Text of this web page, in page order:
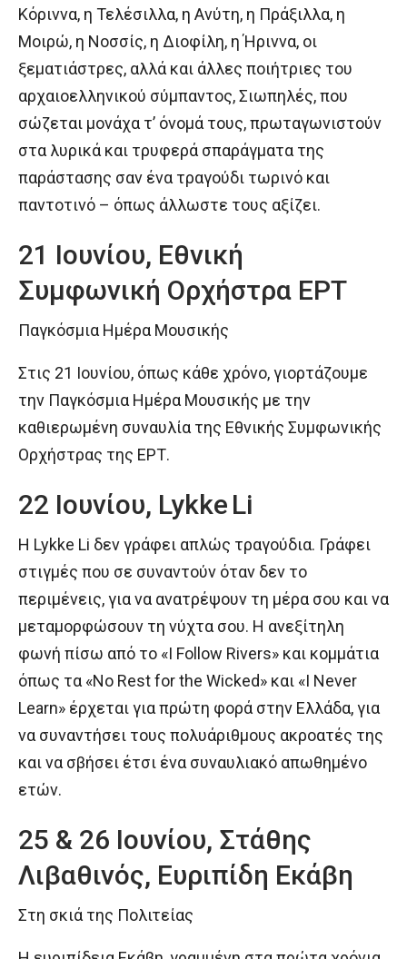
Κόριννα, η Τελέσιλλα, η Ανύτη, η Πράξιλλα, η
Μοιρώ, η Νοσσίς, η Διοφίλη, η Ήριννα, οι
ξεματιάστρες, αλλά και άλλες ποιήτριες του
αρχαιοελληνικού σύμπαντος, Σιωπηλές, που
σώζεται μονάχα τ’ όνομά τους, πρωταγωνιστούν
στα λυρικά και τρυφερά σπαράγματα της
παράστασης σαν ένα τραγούδι τωρινό και
παντοτινό – όπως άλλωστε τους αξίζει.
21 Ιουνίου, Εθνική
Συμφωνική Ορχήστρα ΕΡΤ
Παγκόσμια Ημέρα Μουσικής
Στις 21 Ιουνίου, όπως κάθε χρόνο, γιορτάζουμε
την Παγκόσμια Ημέρα Μουσικής με την
καθιερωμένη συναυλία της Εθνικής Συμφωνικής
Ορχήστρας της ΕΡΤ.
22 Ιουνίου, Lykke Li
Η Lykke Li δεν γράφει απλώς τραγούδια. Γράφει
στιγμές που σε συναντούν όταν δεν το
περιμένεις, για να ανατρέψουν τη μέρα σου και να
μεταμορφώσουν τη νύχτα σου. Η ανεξίτηλη
φωνή πίσω από το «I Follow Rivers» και κομμάτια
όπως τα «No Rest for the Wicked» και «I Never
Learn» έρχεται για πρώτη φορά στην Ελλάδα, για
να συναντήσει τους πολυάριθμους ακροατές της
και να σβήσει έτσι ένα συναυλιακό απωθημένο
ετών.
25 & 26 Ιουνίου, Στάθης
Λιβαθινός, Ευριπίδη Εκάβη
Στη σκιά της Πολιτείας